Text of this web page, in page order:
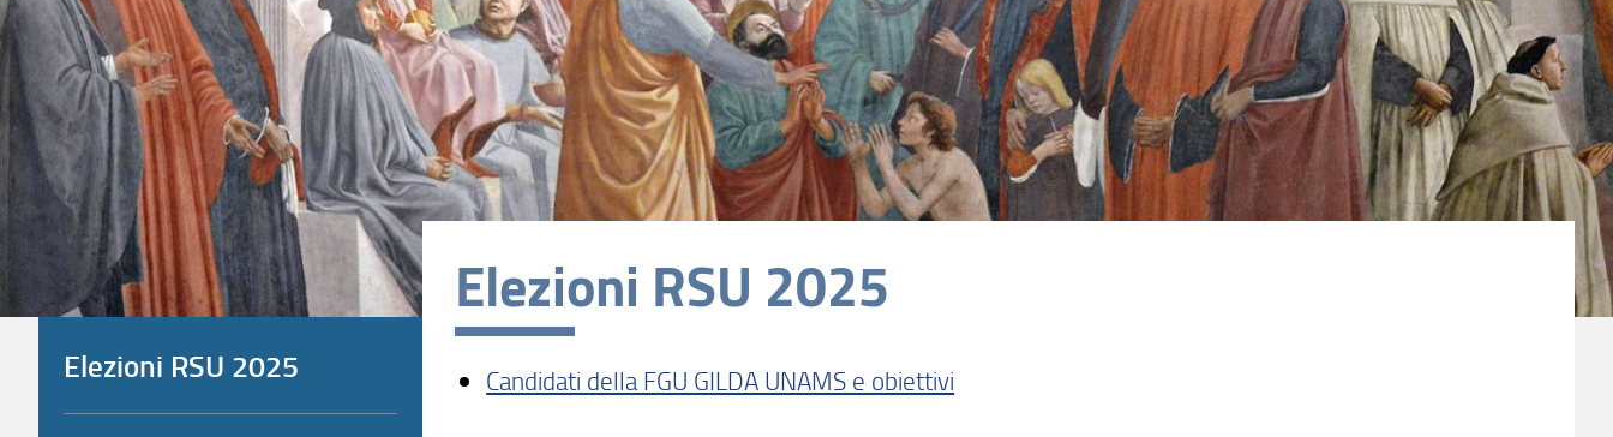
Elezioni RSU 2025
Candidati della FGU GILDA UNAMS e obiettivi
Elezioni RSU 2025